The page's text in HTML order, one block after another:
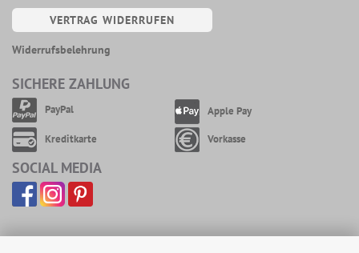
VERTRAG WIDERRUFEN
Widerrufsbelehrung
SICHERE ZAHLUNG
PayPal Apple Pay
Kreditkarte Vorkasse
SOCIAL MEDIA